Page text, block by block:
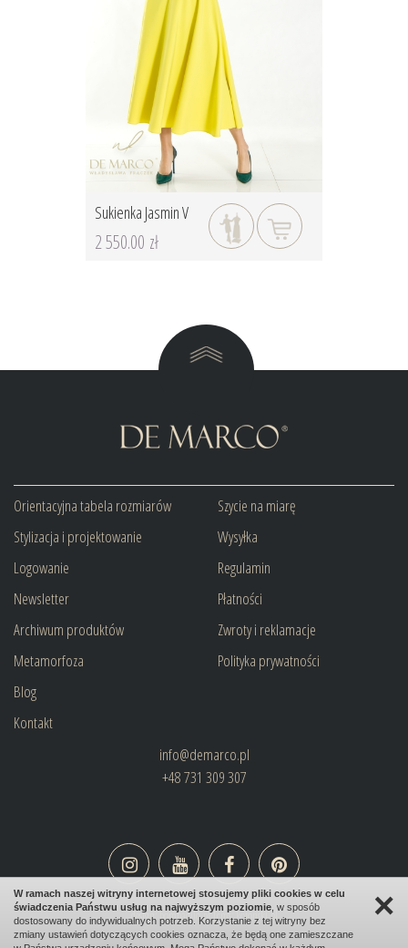
Sukienka Jasmin V
2 550.00 zł
Orientacyjna tabela rozmiarów
Stylizacja i projektowanie
Logowanie
Newsletter
Archiwum produktów
Metamorfoza
Blog
Kontakt
Szycie na miarę
Wysyłka
Regulamin
Płatności
Zwroty i reklamacje
Polityka prywatności
info@demarco.pl
+48 731 309 307
design:bombadilo.pl|cms:kotonski.pl ×
W ramach naszej witryny internetowej stosujemy pliki cookies w celu
świadczenia Państwu usług na najwyższym poziomie , w sposób
dostosowany do indywidualnych potrzeb. Korzystanie z tej witryny bez
zmiany ustawień dotyczących cookies oznacza, że będą one zamieszczane